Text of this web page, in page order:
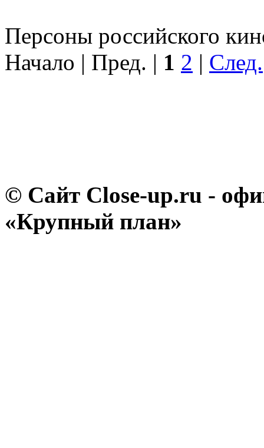
Персоны российского
Начало | Пред. | 1 2 | След.
© Сайт Close-up.ru -
«Крупный план»